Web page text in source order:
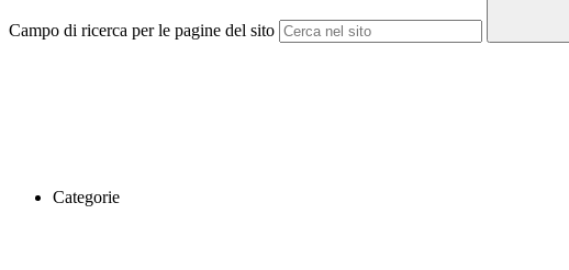
Campo di ricerca per le pagine del sito
Categorie